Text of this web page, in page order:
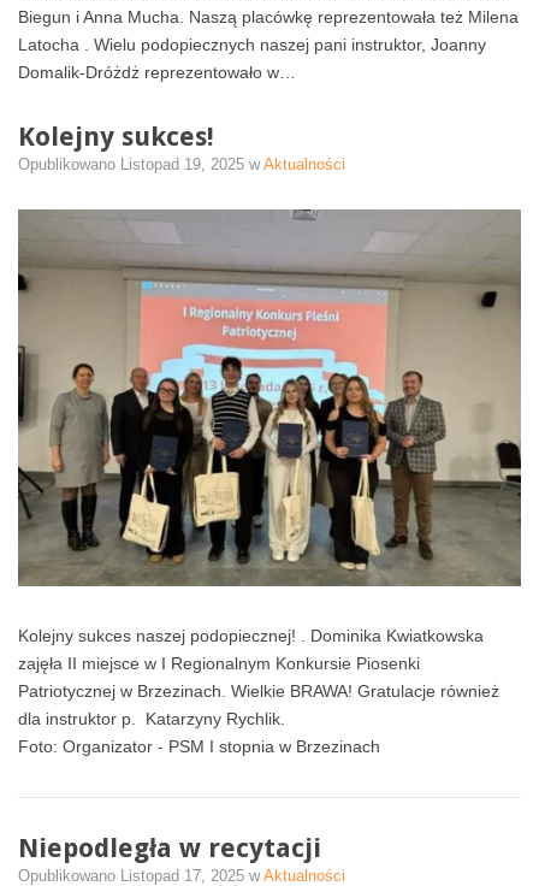
Biegun i Anna Mucha. Naszą placówkę reprezentowała też Milena
Latocha . Wielu podopiecznych naszej pani instruktor, Joanny
Domalik-Dróżdż reprezentowało w…
Kolejny sukces!
Opublikowano Listopad 19, 2025 wAktualności
Kolejny sukces naszej podopiecznej! . Dominika Kwiatkowska
zajęła II miejsce w I Regionalnym Konkursie Piosenki
Patriotycznej w Brzezinach. Wielkie BRAWA! Gratulacje również
dla instruktor p. Katarzyny Rychlik.
Foto: Organizator - PSM I stopnia w Brzezinach
Niepodległa w recytacji
Opublikowano Listopad 17, 2025 wAktualności